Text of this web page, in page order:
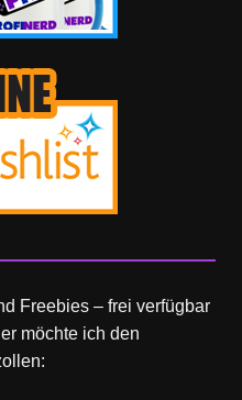
Freebies – frei verfügbar
möchte ich den